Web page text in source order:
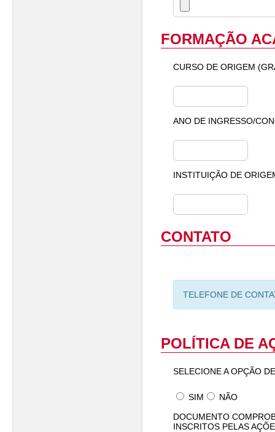
FORMAÇÃO
CURSO DE ORIGEM
ANO DE INGRESSO/
INSTITUIÇÃO DE
CONTATO
TELEFONE DE
POLÍTICA DE
SELECIONE A OPÇÃO
SIM
NÃO
DOCUMENTO
INSCRITOS PELAS